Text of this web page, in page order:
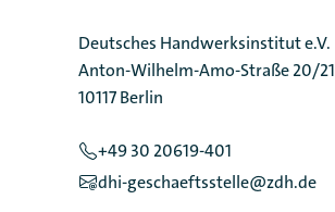
Deutsches Handwerksinstitut e.V.
Anton-Wilhelm-Amo-Straße 20/21
10117 Berlin
+49 30 20619-401
dhi-geschaeftsstelle@zdh.de